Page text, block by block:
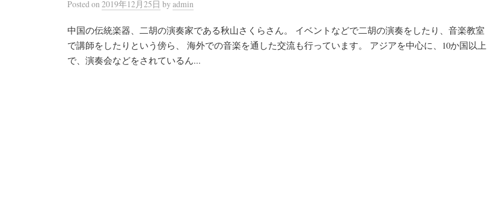
Postedon 2019年12月25日 by admin
中国の伝統楽器、二胡の演奏家である秋山さくらさん。 イベントなどで二胡の演奏をしたり、音楽教室
で講師をしたりという傍ら、 海外での音楽を通した交流も行っています。 アジアを中心に、10か国以上
で、演奏会などをされているん...